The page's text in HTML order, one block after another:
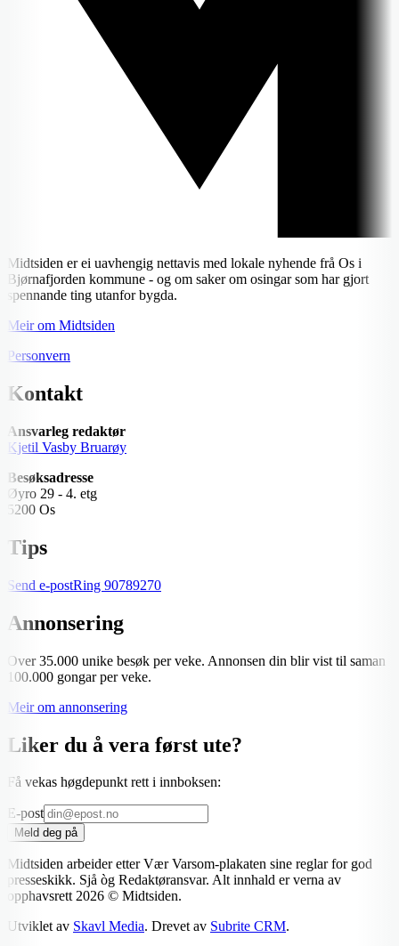
Midtsiden er ei uavhengig nettavis med lokale nyhende frå Os i
Bjørnafjorden kommune - og om saker om osingar som har gjort
spennande ting utanfor bygda.
Meir om Midtsiden
Personvern
Kontakt
Ansvarleg redaktør
Kjetil Vasby Bruarøy
Besøksadresse
Øyro 29 - 4. etg
5200 Os
Tips
Send e-postRing 90789270
Annonsering
Over 35.000 unike besøk per veke. Annonsen din blir vist til saman
100.000 gongar per veke.
Meir om annonsering
Liker du å vera først ute?
Få vekas høgdepunkt rett i innboksen:
E-post
Meld deg på
Midtsiden arbeider etter Vær Varsom-plakaten sine reglar for god
presseskikk. Sjå òg Redaktøransvar. Alt innhald er verna av
opphavsrett2026 © Midtsiden.
Utviklet av Skavl Media. Drevet av Subrite CRM.